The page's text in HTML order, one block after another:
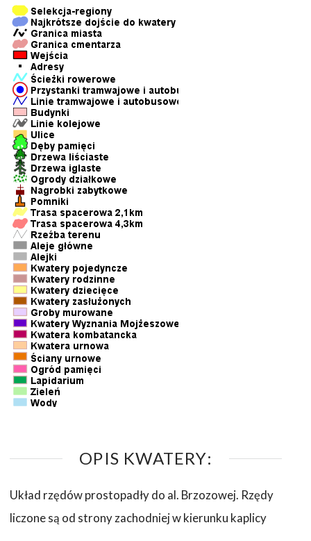
OPIS KWATERY:
Układ rzędów prostopadły do al. Brzozowej. Rzędy
liczone są od strony zachodniej w kierunku kaplicy